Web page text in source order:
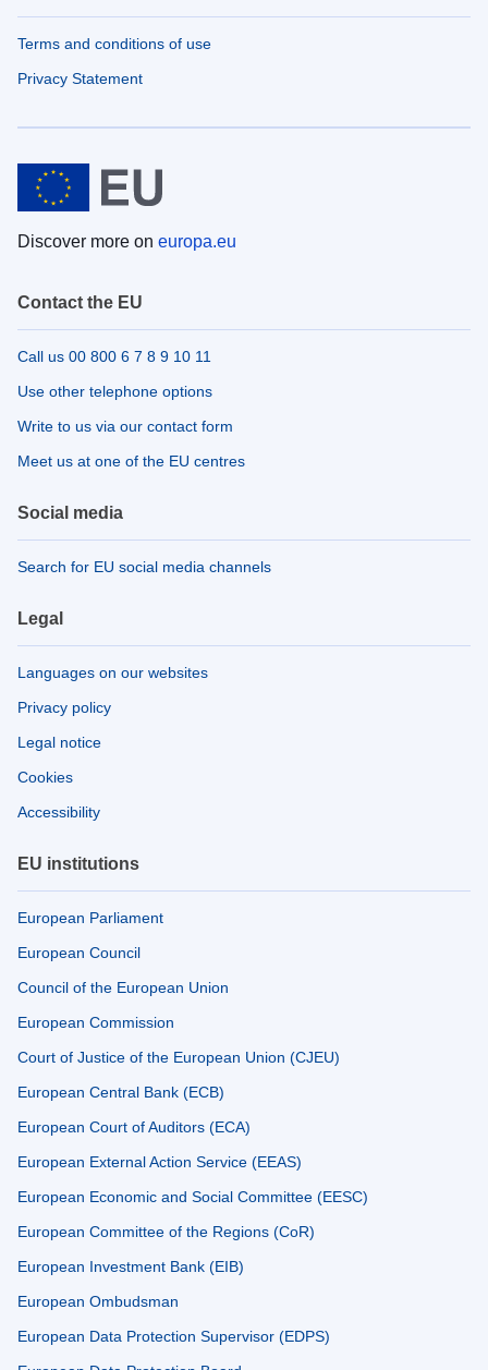
Terms and conditions of use
Privacy Statement
Discover more on europa.eu
Contact the EU
Call us 00 800 6 7 8 9 10 11
Use other telephone options
Write to us via our contact form
Meet us at one of the EU centres
Social media
Search for EU social media channels
Legal
Languages on our websites
Privacy policy
Legal notice
Cookies
Accessibility
EU institutions
European Parliament
European Council
Council of the European Union
European Commission
Court of Justice of the European Union (CJEU)
European Central Bank (ECB)
European Court of Auditors (ECA)
European External Action Service (EEAS)
European Economic and Social Committee (EESC)
European Committee of the Regions (CoR)
European Investment Bank (EIB)
European Ombudsman
European Data Protection Supervisor (EDPS)